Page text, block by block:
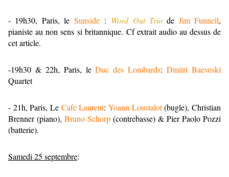
- 19h30, Paris, leSunside : Word Out Triode Jim Funnell,
pianiste au non sens si britannique. Cf extrait audio au dessus de
cet article.
-19h30 & 22h, Paris, leDuc des Lombards:Dmitri Baeveski
Quartet
- 21h, Paris, Le Café Laurent:Yoann Loustalot(bugle), Christian
Brenner (piano), Bruno Schorp (contrebasse) & Pier Paolo Pozzi
(batterie).
Samedi 25 septembre: